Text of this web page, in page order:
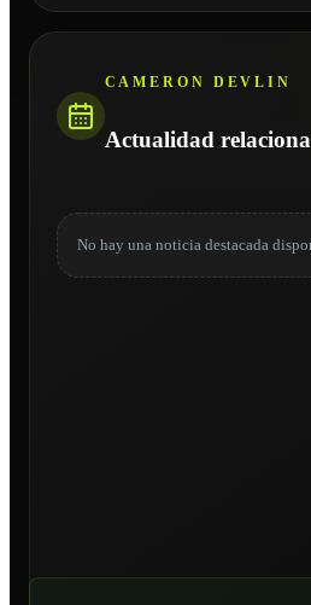
CAMERON DEVLIN
Actualidad
No hay una noticia destacada